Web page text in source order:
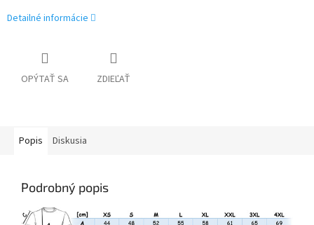
Detailné informácie
OPÝTAŤ SA ZDIEĽAŤ
Popis Diskusia
Podrobný popis